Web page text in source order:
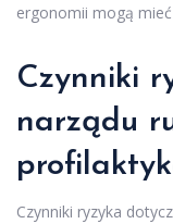
ergonomii mogą
Czynniki
narządu
Czynniki ryzyka